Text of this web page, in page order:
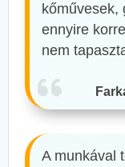
kőművesek,
ennyire
nem
A munkával